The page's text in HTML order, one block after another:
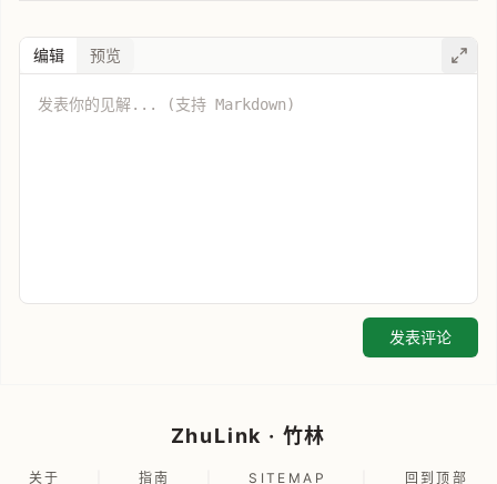
编辑 预览
发表评论
ZhuLink · 竹林
关于 指南 SITEMAP 回到顶部